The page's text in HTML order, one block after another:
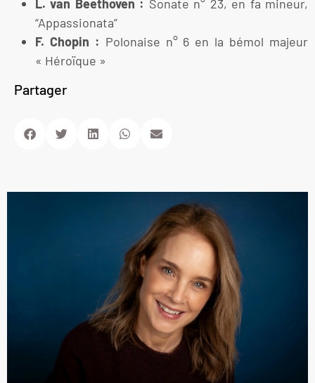
L. van Beethoven : Sonate n° 23, en fa mineur,
“Appassionata”
F. Chopin : Polonaise n° 6 en la bémol majeur
« Héroïque »
Partager